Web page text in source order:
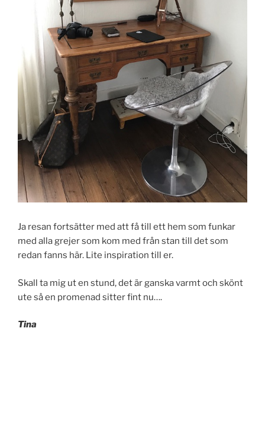
Ja resan fortsätter med att få till ett hem som funkar
med alla grejer som kom med från stan till det som
redan fanns här. Lite inspiration till er.
Skall ta mig ut en stund, det är ganska varmt och skönt
ute så en promenad sitter fint nu….
Tina